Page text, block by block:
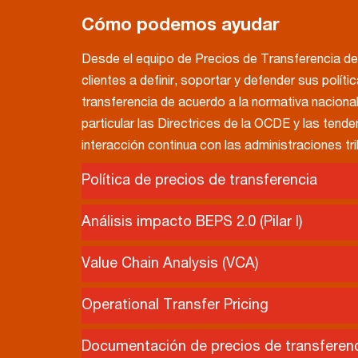
Cómo podemos ayudar
Desde el equipo de Precios de Transferencia
clientes a definir, soportar y defender sus
transferencia de acuerdo a la normativa
particular las Directrices de la OCDE y las
interacción continua con las administraciones
Política de precios de transferencia
Diseñamos juntos la política de precios de
con el modelo de negocio, para que se
generado en cada jurisdicción y por cada una
en la cadena de valor y contribuyen al negocio.
Análisis impacto BEPS 2.0 (Pilar I)
Somos pioneros en el desarrollo de una
modelización de impactos económicos
que se está desarrollando en el seno de la
particular, utilizamos tecnología y herramientas
e interpretar las consecuencias aplicables a un
Value Chain Analysis (VCA)
Nuestra metodología propia permite a los
con claridad las relaciones entre la creación de
actividades que componen la cadena de valor
Operational Transfer Pricing
La cadena de valor de un modelo de negocio
Documentación de precios de